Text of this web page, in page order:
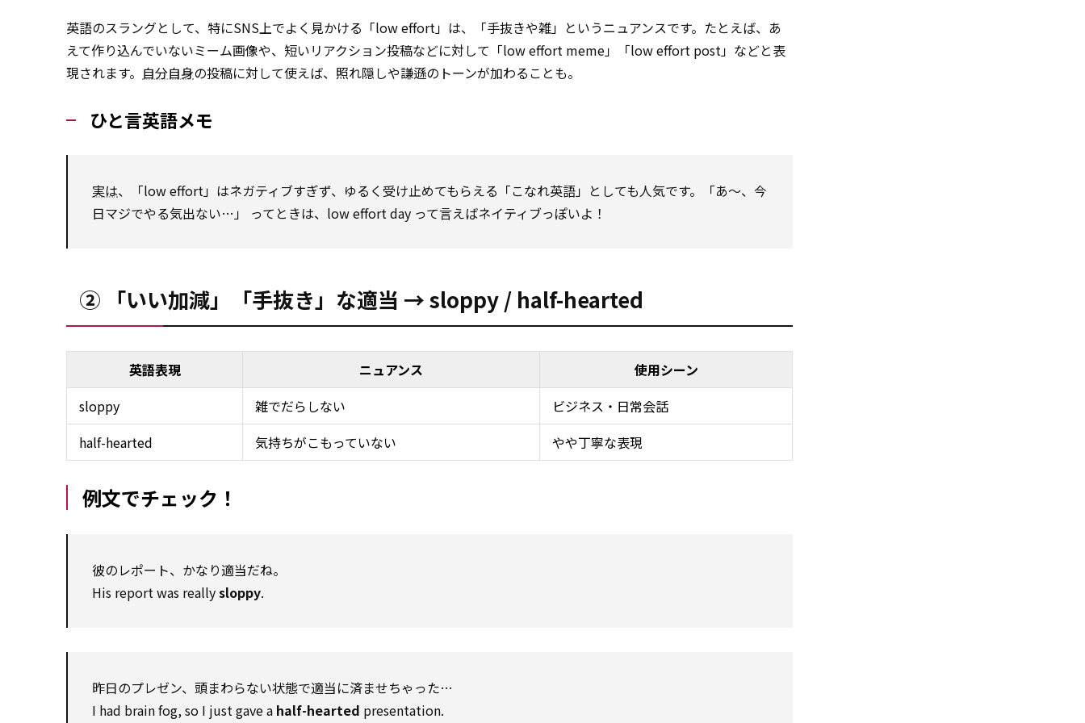
英語のスラングとして、特にSNS上でよく見かける「low effort」は、「手抜きや雑」というニュアンスです。たとえば、あ
えて作り込んでいないミーム画像や、短いリアクション投稿などに対して「low effort meme」「low effort post」などと表
現されます。 自分自身の投稿に対して使えば、照れ隠しや謙遜のトーンが加わることも。
ひと言英語メモ
実は、「low effort」はネガティブすぎず、ゆるく受け止めてもらえる「こなれ英語」としても人気です。「あ〜、今
日マジでやる気出ない…」 ってときは、low effort day って言えばネイティブっぽいよ！
② 「いい加減」「手抜き」な適当 → sloppy / half-hearted
英語表現 ニュアンス
使用シーン
sloppy
雑でだらしない
ビジネス・日常会話
half-hearted
気持ちがこもっていない やや丁寧な表現
例文でチェック！
彼のレポート、かなり適当だね。
His report was reallysloppy.
昨日のプレゼン、頭まわらない状態で適当に済ませちゃった…
I had brain fog, so I just gave a half-hearted presentation.